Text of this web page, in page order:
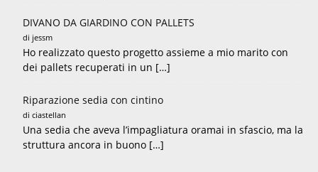
DIVANO DA GIARDINO CON PALLETS
di jessm
Ho realizzato questo progetto assieme a mio marito con
dei pallets recuperati in un […]
Riparazione sedia con cintino
di ciastellan
Una sedia che aveva l’impagliatura oramai in sfascio, ma la
struttura ancora in buono […]